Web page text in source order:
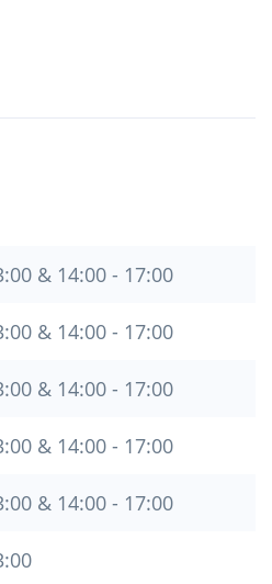
& 14:00 - 17:00
& 14:00 - 17:00
& 14:00 - 17:00
& 14:00 - 17:00
& 14:00 - 17:00